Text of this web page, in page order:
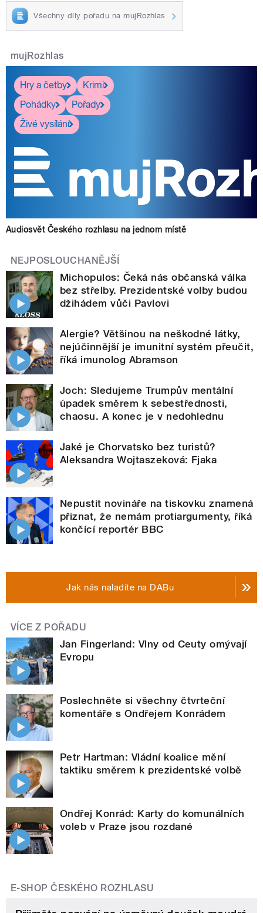
Všechny díly pořadu na mujRozhlas
mujRozhlas
Hry a četby
Krimi
Pohádky
Pořady
Živé vysílání
Audiosvět Českého rozhlasu na jednom místě
NEJPOSLOUCHANĚJŠÍ
Michopulos: Čeká nás občanská válka
bez střelby. Prezidentské volby budou
džihádem vůči Pavlovi
Alergie? Většinou na neškodné látky,
nejúčinnější je imunitní systém přeučit,
říká imunolog Abramson
Joch: Sledujeme Trumpův mentální
úpadek směrem k sebestřednosti,
chaosu. A konec je v nedohlednu
Jaké je Chorvatsko bez turistů?
Aleksandra Wojtaszeková: Fjaka
Nepustit novináře na tiskovku znamená
přiznat, že nemám protiargumenty, říká
končící reportér BBC
Jak nás naladíte na DABu
VÍCE Z POŘADU
Jan Fingerland: Vlny od Ceuty omývají
Evropu
Poslechněte si všechny čtvrteční
komentáře s Ondřejem Konrádem
Petr Hartman: Vládní koalice mění
taktiku směrem k prezidentské volbě
Ondřej Konrád: Karty do komunálních
voleb v Praze jsou rozdané
E-SHOP ČESKÉHO ROZHLASU